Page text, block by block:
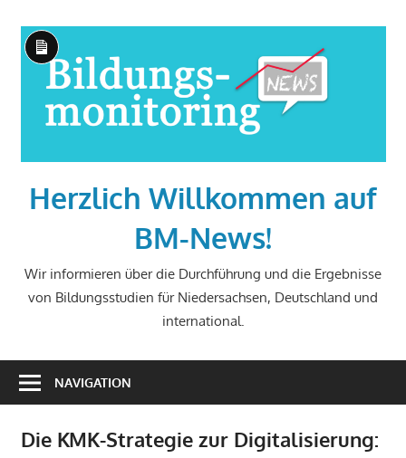
Inhalt
springenLange
Beschreibung
Herzlich Willkommen auf
BM-News!
Wir informieren über die Durchführung und die Ergebnisse
von Bildungsstudien für Niedersachsen, Deutschland und
international.
NAVIGATION
Die KMK-Strategie zur Digitalisierung: